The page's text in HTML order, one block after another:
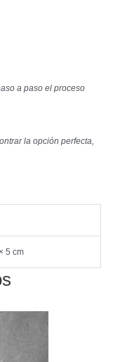
a paso el proceso
la opción perfecta,
5 cm